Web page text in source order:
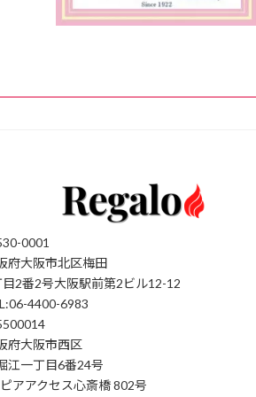
0001
府大阪市北区梅田
目2番2号大阪駅前第2ビル12-12
4400-6983
府大阪市西区
江一丁目6番24号
アアクセス心斎橋 802号